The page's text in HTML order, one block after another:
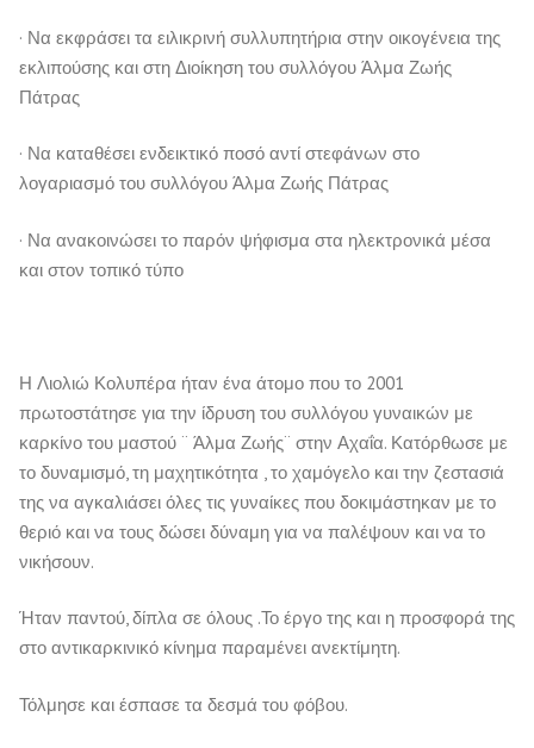
· Να εκφράσει τα ειλικρινή συλλυπητήρια στην οικογένεια της
εκλιπούσης και στη Διοίκηση του συλλόγου Άλμα Ζωής
Πάτρας
· Να καταθέσει ενδεικτικό ποσό αντί στεφάνων στο
λογαριασμό του συλλόγου Άλμα Ζωής Πάτρας
· Να ανακοινώσει το παρόν ψήφισμα στα ηλεκτρονικά μέσα
και στον τοπικό τύπο
Η Λιολιώ Κολυπέρα ήταν ένα άτομο που το 2001
πρωτοστάτησε για την ίδρυση του συλλόγου γυναικών με
καρκίνο του μαστού ¨ Άλμα Ζωής¨ στην Αχαΐα. Κατόρθωσε με
το δυναμισμό, τη μαχητικότητα , το χαμόγελο και την ζεστασιά
της να αγκαλιάσει όλες τις γυναίκες που δοκιμάστηκαν με το
θεριό και να τους δώσει δύναμη για να παλέψουν και να το
νικήσουν.
Ήταν παντού, δίπλα σε όλους .Το έργο της και η προσφορά της
στο αντικαρκινικό κίνημα παραμένει ανεκτίμητη.
Τόλμησε και έσπασε τα δεσμά του φόβου.